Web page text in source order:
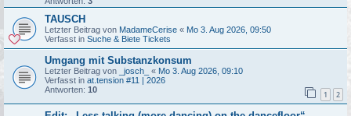
TAUSCH
Letzter Beitrag von MadameCerise « Mo 3. Aug 2026, 09:50
Verfasst in Suche & Biete Tickets
Umgang mit Substanzkonsum
Letzter Beitrag von _josch_ « Mo 3. Aug 2026, 09:10
Verfasst in at.tension #11 | 2026
Antworten: 10 1 2